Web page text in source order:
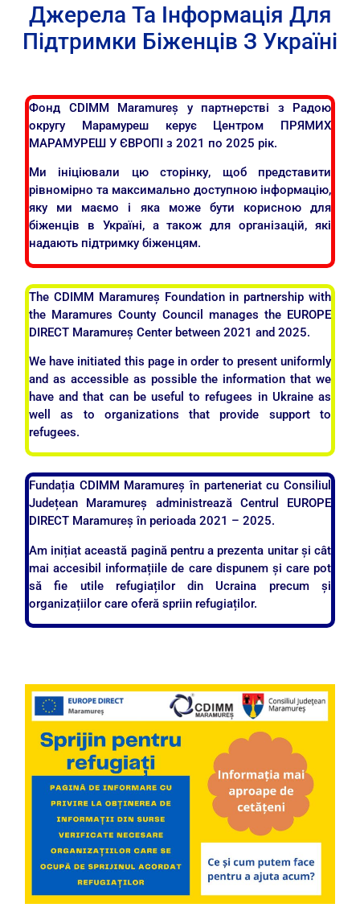
Джерела Та Інформація Для
Підтримки Біженців З Україні
Fundația CDIMM Maramureș în parteneriat cu Consiliul
Județean Maramureș administrează Centrul EUROPE
DIRECT Maramureș în perioada 2021 – 2025.
Am inițiat această pagină pentru a prezenta unitar și cât
mai accesibil informațiile de care dispunem și care pot
să fie utile refugiaților din Ucraina precum și
organizațiilor care oferă spriin refugiaților.
The CDIMM Maramureș Foundation in partnership with
the Maramures County Council manages the EUROPE
DIRECT Maramureș Center between 2021 and 2025.
We have initiated this page in order to present uniformly
and as accessible as possible the information that we
have and that can be useful to refugees in Ukraine as
well as to organizations that provide support to
refugees.
Фонд CDIMM Maramureș у партнерстві з Радою
округу Марамуреш керує Центром ПРЯМИХ
МАРАМУРЕШ У ЄВРОПІ з 2021 по 2025 рік.
Ми ініціювали цю сторінку, щоб представити
рівномірно та максимально доступною інформацію,
яку ми маємо і яка може бути корисною для
біженців в Україні, а також для організацій, які
надають підтримку біженцям.